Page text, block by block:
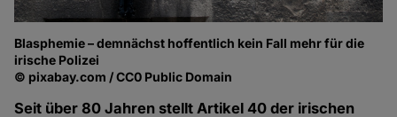
Blasphemie – demnächst hoffentlich kein Fall mehr für die
irische Polizei
© pixabay.com / CC0 Public Domain
Seit über 80 Jahren stellt Artikel 40 der irischen